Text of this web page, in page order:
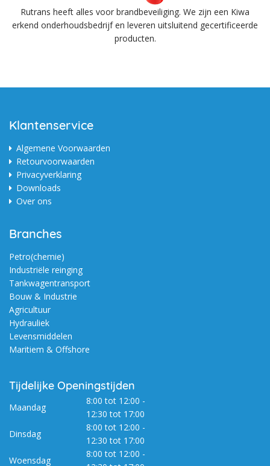
Rutrans heeft alles voor brandbeveiliging. We zijn een Kiwa
erkend onderhoudsbedrijf en leveren uitsluitend gecertificeerde
producten.
Klantenservice
Algemene Voorwaarden
Retourvoorwaarden
Privacyverklaring
Downloads
Over ons
Branches
Petro(chemie)
Industriële reinging
Tankwagentransport
Bouw & Industrie
Agricultuur
Hydrauliek
Levensmiddelen
Maritiem & Offshore
Tijdelijke Openingstijden
Maandag
8:00 tot 12:00 -
12:30 tot 17:00
Dinsdag
8:00 tot 12:00 -
12:30 tot 17:00
Woensdag
8:00 tot 12:00 -